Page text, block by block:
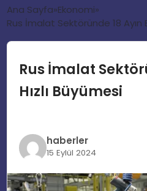
GÜNDEM
EKONOMI
TEKNOLOJI
EĞITIM
Ana Sayfa Ekonomi
Rus İmalat Sektöründe 18 Ayın
Rus İmalat
Hızlı Büyümesi
haberler
15 Eylül 2024